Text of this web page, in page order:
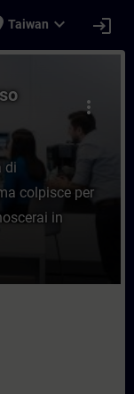
Taiwan expand_more login
2, corso
more_vert
di
colpisce per
in